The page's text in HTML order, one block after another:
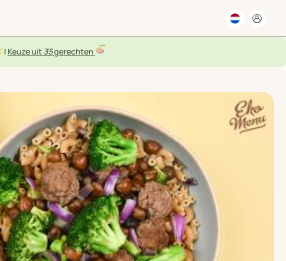
| Keuze uit 35gerechten